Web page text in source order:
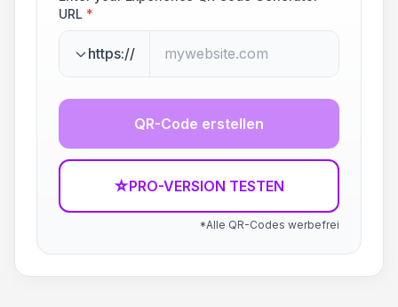
URL *
https://
QR-Code erstellen
☆PRO-VERSION TESTEN
*Alle QR-Codes werbefrei